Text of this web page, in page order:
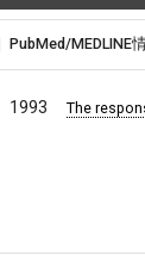
PubMed/MEDLINE
1993
The